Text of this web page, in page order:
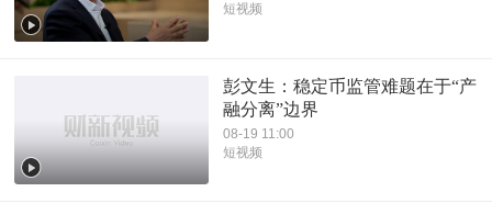
短视频
彭文生：稳定币监管难题在于“产
融分离”边界
08-19 11:00
短视频